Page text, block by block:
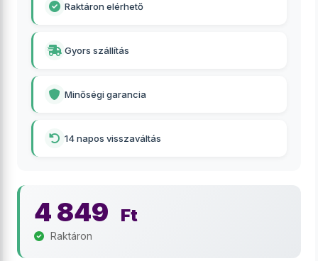
Raktáron elérhető
Gyors szállítás
Minőségi garancia
14 napos visszaváltás
4 849 Ft
Raktáron